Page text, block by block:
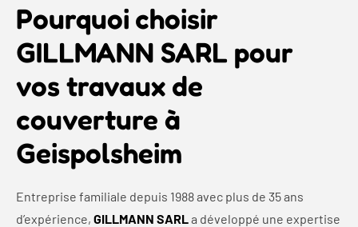
Pourquoi choisir
GILLMANN SARL pour
vos travaux de
couverture à
Geispolsheim
Entreprise familiale depuis 1988 avec plus de 35 ans
d’expérience, GILLMANN SARLa développé une expertise